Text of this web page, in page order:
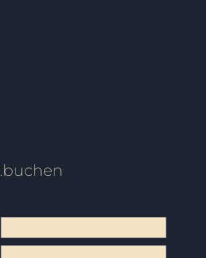
.buchen